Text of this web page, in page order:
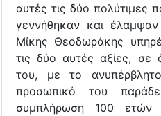
αυτές τις δύο πολύτιμες
γεννήθηκαν και
Μίκης Θεοδωράκης
τις δύο αυτές αξίες,
του, με το
προσωπικό του
συμπλήρωση 100